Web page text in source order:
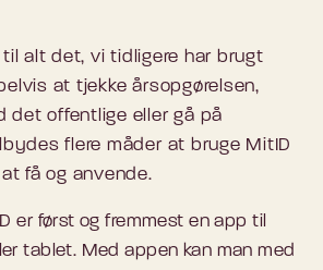
til alt det, vi tidligere har brugt
at tjekke årsopgørelsen,
det offentlige eller gå på
flere måder at bruge MitID
få og anvende.
er først og fremmest en app til
tablet. Med appen kan man med